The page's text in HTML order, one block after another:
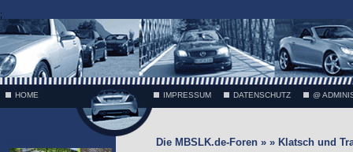
;
HOME IMPRESSUM DATENSCHUTZ @
Die MBSLK.de-Foren » » Klatsch und